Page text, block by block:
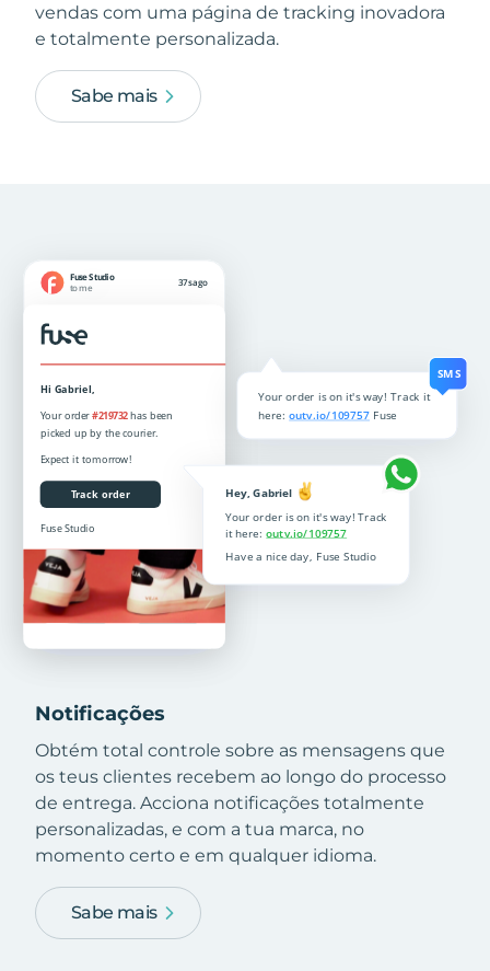
vendas com uma página de tracking inovadora
e totalmente personalizada.
Sabe mais
Notificações
Obtém total controle sobre as mensagens que
os teus clientes recebem ao longo do processo
de entrega. Acciona notificações totalmente
personalizadas, e com a tua marca, no
momento certo e em qualquer idioma.
Sabe mais